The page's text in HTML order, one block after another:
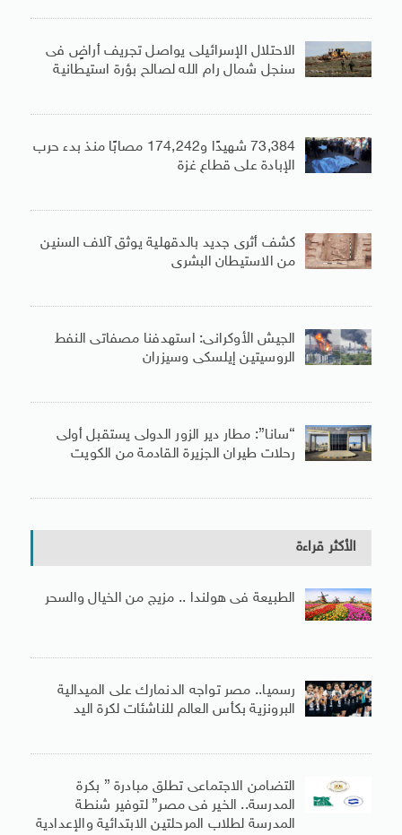
الاحتلال الإسرائيلى يواصل تجريف أراضٍ فى
سنجل شمال رام الله لصالح بؤرة استيطانية
73,384 شهيدًا و174,242 مصابًا منذ بدء حرب
الإبادة على قطاع غزة
كشف أثرى جديد بالدقهلية يوثق آلاف السنين
من الاستيطان البشرى
الجيش الأوكرانى: استهدفنا مصفاتى النفط
الروسيتين إيلسكى وسيزران
“سانا”: مطار دير الزور الدولى يستقبل أولى
رحلات طيران الجزيرة ‏القادمة من الكويت
الأكثر قراءة
الطبيعة فى هولندا .. مزيج من الخيال والسحر
رسميا.. مصر تواجه الدنمارك على الميدالية
البرونزية بكأس العالم للناشئات لكرة اليد
التضامن الاجتماعى تطلق مبادرة ” بكرة
المدرسة.. الخير فى مصر” لتوفير شنطة
المدرسة لطلاب المرحلتين الابتدائية والإعدادية